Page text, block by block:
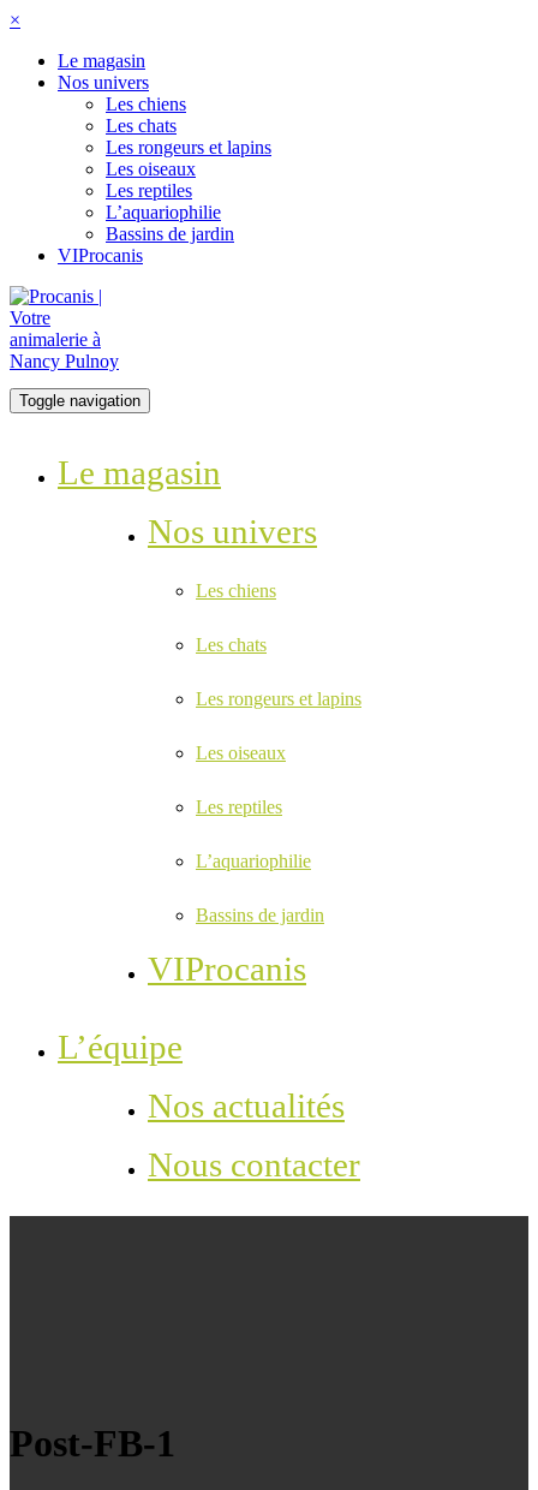
×
Le magasin
Nos univers
Les chiens
Les chats
Les rongeurs et lapins
Les oiseaux
Les reptiles
L’aquariophilie
Bassins de jardin
VIProcanis
Toggle navigation
Le magasin
Nos univers
Les chiens
Les chats
Les rongeurs et lapins
Les oiseaux
Les reptiles
L’aquariophilie
Bassins de jardin
VIProcanis
L’équipe
Nos actualités
Nous contacter
Post-FB-1